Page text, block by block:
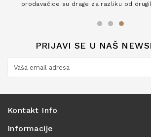
i prodavačice su drage za razliku od
PRIJAVI SE U NAŠ
Kontakt Info
Informacije